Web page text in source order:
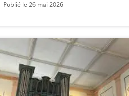
Publié le26 mai 2026